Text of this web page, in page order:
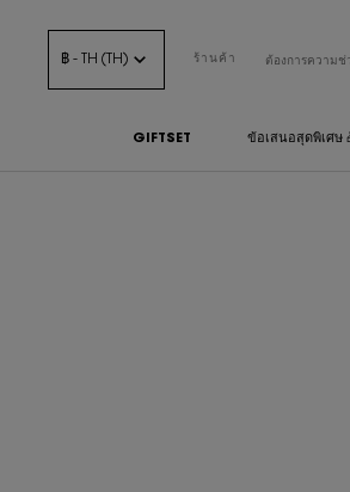
฿ - TH (TH) ร้านค้า ต้องการความช่
GIFTSET ข้อเสนอสุดพิเศษ